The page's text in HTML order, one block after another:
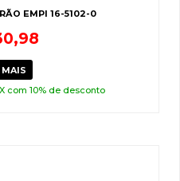
EMPI 16-5102-0
com 10% de desconto